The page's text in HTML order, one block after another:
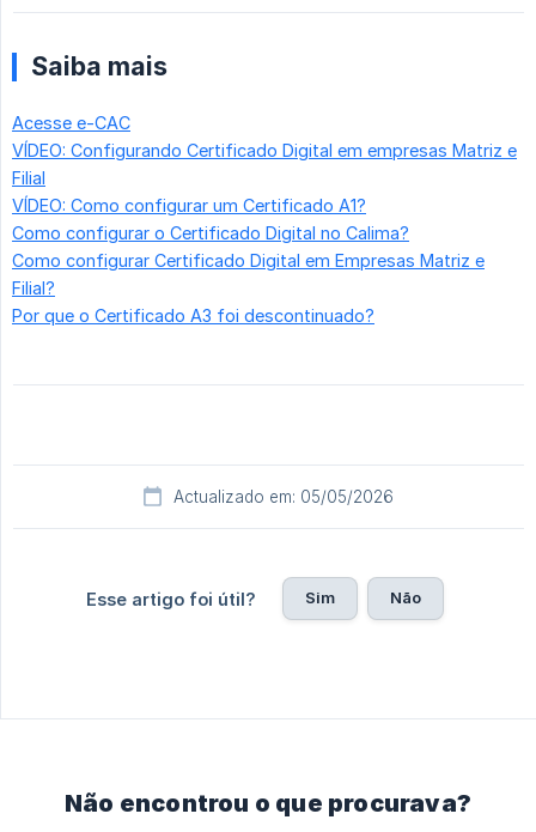
Saiba mais
Acesse e-CAC
VÍDEO: Configurando Certificado Digital em empresas Matriz e
Filial
VÍDEO: Como configurar um Certificado A1?
Como configurar o Certificado Digital no Calima?
Como configurar Certificado Digital em Empresas Matriz e
Filial?
Por que o Certificado A3 foi descontinuado?
Actualizado em: 05/05/2026
Esse artigo foi útil? Sim Não
Não encontrou o que procurava?